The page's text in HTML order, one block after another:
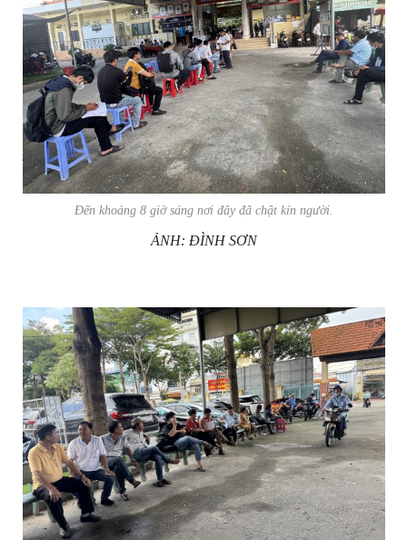
Đến khoảng 8 giờ sáng nơi đây đã chật kín người.
ẢNH: ĐÌNH SƠN